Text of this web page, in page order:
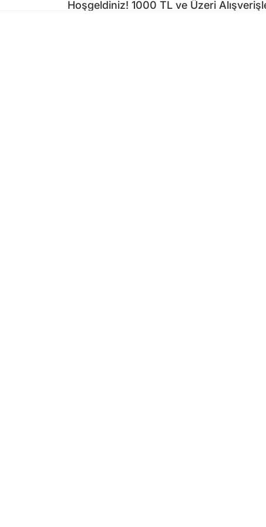
Hoşgeldiniz! 1000 TL ve Üzeri